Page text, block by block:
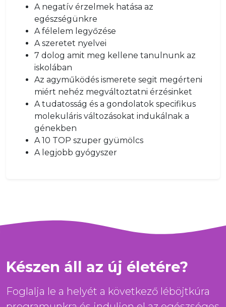
A negatív érzelmek hatása az
egészségünkre
A félelem legyőzése
A szeretet nyelvei
7 dolog amit meg kellene tanulnunk az
iskolában
Az agyműködés ismerete segit megérteni
miért nehéz megváltoztatni érzésinket
A tudatosság és a gondolatok specifikus
molekuláris változásokat indukálnak a
génekben
A 10 TOP szuper gyümölcs
A legjobb gyógyszer
Készen áll az új életére?
Foglalja le a helyét a következő léböjtkúra